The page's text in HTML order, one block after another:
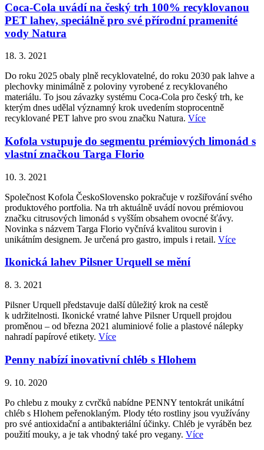
Coca-Cola uvádí na český trh 100% recyklovanou
PET lahev, speciálně pro své přírodní pramenité
vody Natura
18. 3. 2021
Do roku 2025 obaly plně recyklovatelné, do roku 2030 pak lahve a
plechovky minimálně z poloviny vyrobené z recyklovaného
materiálu. To jsou závazky systému Coca-Cola pro český trh, ke
kterým dnes udělal významný krok uvedením stoprocentně
recyklované PET lahve pro svou značku Natura. Více
Kofola vstupuje do segmentu prémiových limonád s
vlastní značkou Targa Florio
10. 3. 2021
Společnost Kofola ČeskoSlovensko pokračuje v rozšiřování svého
produktového portfolia. Na trh aktuálně uvádí novou prémiovou
značku citrusových limonád s vyšším obsahem ovocné šťávy.
Novinka s názvem Targa Florio vyčnívá kvalitou surovin i
unikátním designem. Je určená pro gastro, impuls i retail. Více
Ikonická lahev Pilsner Urquell se mění
8. 3. 2021
Pilsner Urquell představuje další důležitý krok na cestě
k udržitelnosti. Ikonické vratné lahve Pilsner Urquell projdou
proměnou – od března 2021 aluminiové folie a plastové nálepky
nahradí papírové etikety. Více
Penny nabízí inovativní chléb s Hlohem
9. 10. 2020
Po chlebu z mouky z cvrčků nabídne PENNY tentokrát unikátní
chléb s Hlohem peřenoklaným. Plody této rostliny jsou využívány
pro své antioxidační a antibakteriální účinky. Chléb je vyráběn bez
použití mouky, a je tak vhodný také pro vegany. Více